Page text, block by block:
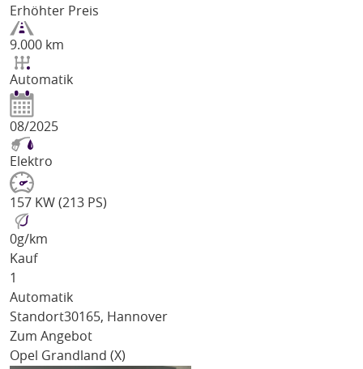
Erhöhter Preis
9.000 km
Automatik
08/2025
Elektro
157 KW (213 PS)
0g/km
Kauf
1
Automatik
Standort30165, Hannover
Zum Angebot
Opel Grandland (X)